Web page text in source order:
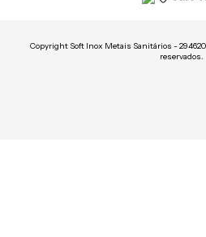
Copyright Soft Inox Metais Sanitários -
reservados.